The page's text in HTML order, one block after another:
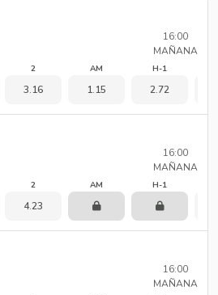
16:00
MAÑANA
2
3.16
AM
1.15
H-1
2.72
16:00
MAÑANA
2
4.23
AM H-1
16:00
MAÑANA